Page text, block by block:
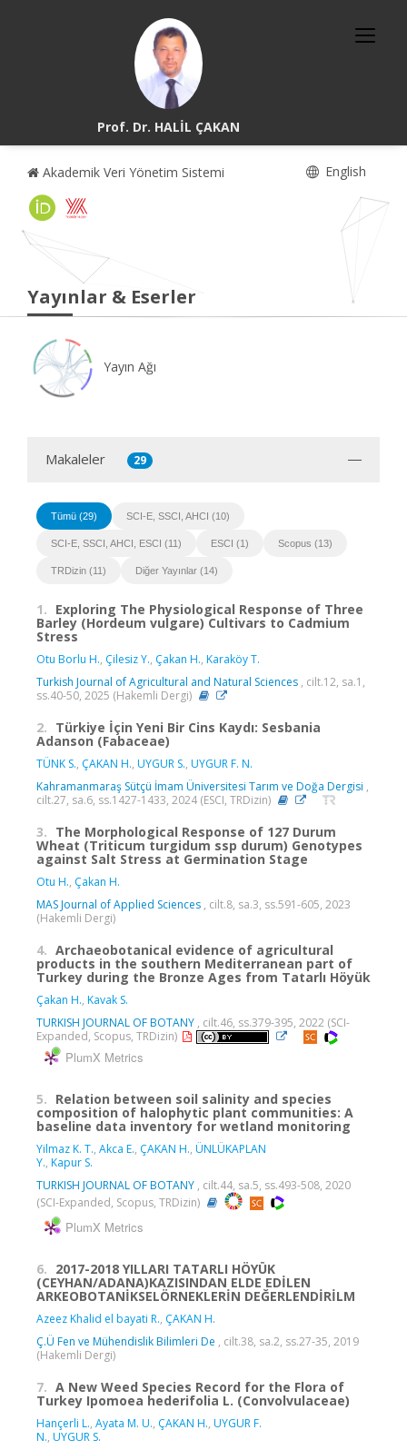
Prof. Dr. HALİL ÇAKAN
Akademik Veri Yönetim Sistemi English
Yayınlar & Eserler
Yayın Ağı
Makaleler 29
Tümü (29) SCI-E, SSCI, AHCI (10)
SCI-E, SSCI, AHCI, ESCI (11) ESCI (1) Scopus (13)
TRDizin (11) Diğer Yayınlar (14)
1. Exploring The Physiological Response of Three
Barley (Hordeum vulgare) Cultivars to Cadmium
Stress
Otu Borlu H., Çilesiz Y., Çakan H., Karaköy T.
Turkish Journal of Agricultural and Natural Sciences , cilt.12, sa.1,
ss.40-50, 2025 (Hakemli Dergi)
2. Türkiye İçin Yeni Bir Cins Kaydı: Sesbania
Adanson (Fabaceae)
TÜNK S., ÇAKAN H., UYGUR S., UYGUR F. N.
Kahramanmaraş Sütçü İmam Üniversitesi Tarım ve Doğa Dergisi ,
cilt.27, sa.6, ss.1427-1433, 2024 (ESCI, TRDizin)
3. The Morphological Response of 127 Durum
Wheat (Triticum turgidum ssp durum) Genotypes
against Salt Stress at Germination Stage
Otu H., Çakan H.
MAS Journal of Applied Sciences , cilt.8, sa.3, ss.591-605, 2023
(Hakemli Dergi)
4. Archaeobotanical evidence of agricultural
products in the southern Mediterranean part of
Turkey during the Bronze Ages from Tatarlı Höyük
Çakan H., Kavak S.
TURKISH JOURNAL OF BOTANY , cilt.46, ss.379-395, 2022 (SCI-
Expanded, Scopus, TRDizin)
PlumX Metrics
5. Relation between soil salinity and species
composition of halophytic plant communities: A
baseline data inventory for wetland monitoring
Yilmaz K. T., Akca E., ÇAKAN H., ÜNLÜKAPLAN
Y., Kapur S.
TURKISH JOURNAL OF BOTANY , cilt.44, sa.5, ss.493-508, 2020
(SCI-Expanded, Scopus, TRDizin)
PlumX Metrics
6. 2017-2018 YILLARI TATARLI HÖYÜK
(CEYHAN/ADANA)KAZISINDAN ELDE EDİLEN
ARKEOBOTANİKSELÖRNEKLERİN DEĞERLENDİRİLM
Azeez Khalid el bayati R., ÇAKAN H.
Ç.Ü Fen ve Mühendislik Bilimleri De , cilt.38, sa.2, ss.27-35, 2019
(Hakemli Dergi)
7. A New Weed Species Record for the Flora of
Turkey Ipomoea hederifolia L. (Convolvulaceae)
Hançerli L., Ayata M. U., ÇAKAN H., UYGUR F.
N., UYGUR S.